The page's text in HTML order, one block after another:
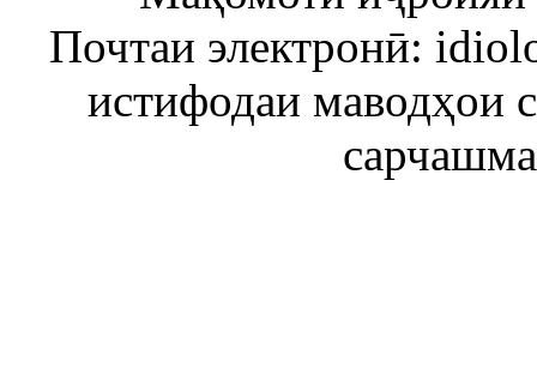
Почтаи электронӣ:
истифодаи маводҳои